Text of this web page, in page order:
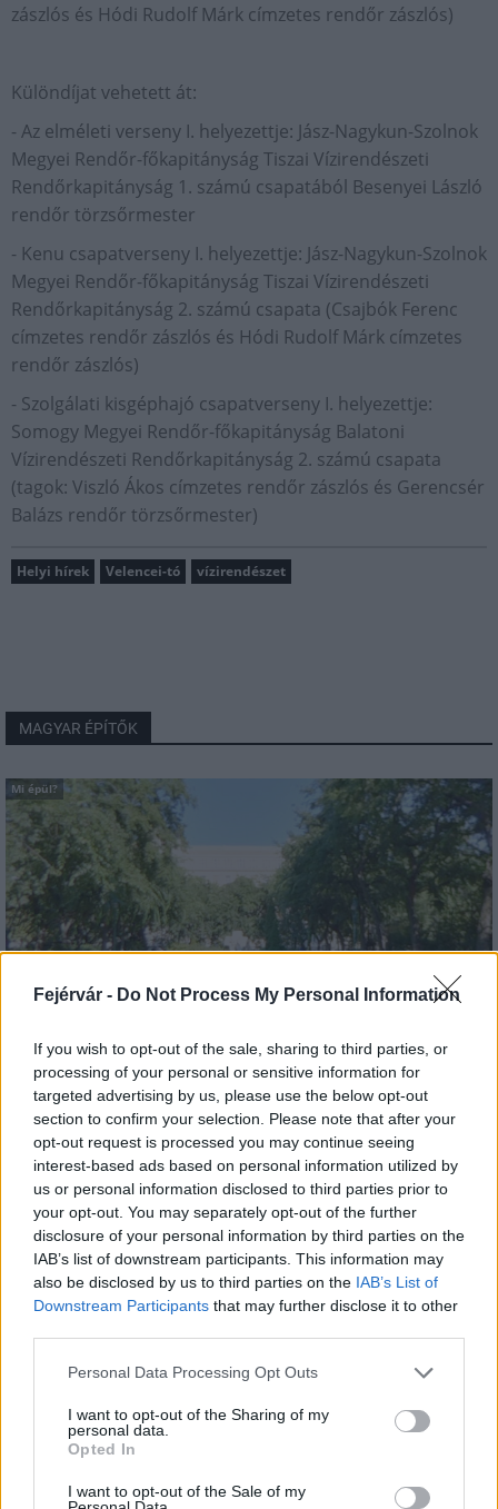
Fejérvár - Do Not Process My Personal Information
If you wish to opt-out of the sale, sharing to third parties, or
processing of your personal or sensitive information for
targeted advertising by us, please use the below opt-out
section to confirm your selection. Please note that after your
opt-out request is processed you may continue seeing
interest-based ads based on personal information utilized by
us or personal information disclosed to third parties prior to
your opt-out. You may separately opt-out of the further
disclosure of your personal information by third parties on the
IAB’s list of downstream participants. This information may
also be disclosed by us to third parties on the IAB’s List of
Downstream Participants that may further disclose it to other
Please note that this website/app uses one or more Google
not limited to your visit or usage behaviour. You may click to
grant or deny consent to Google and its third-party tags to
use your data for below specified purposes in below Google
consent section.
Personal Data Processing Opt Outs
I want to opt-out of the Sharing of my
personal data.
Opted In
I want to opt-out of the Sale of my
zászlós és Hódi Rudolf Márk címzetes rendőr zászlós)
Különdíjat vehetett át:
- Az elméleti verseny I. helyezettje: Jász-Nagykun-Szolnok
Megyei Rendőr-főkapitányság Tiszai Vízirendészeti
Rendőrkapitányság 1. számú csapatából Besenyei László
rendőr törzsőrmester
- Kenu csapatverseny I. helyezettje: Jász-Nagykun-Szolnok
Megyei Rendőr-főkapitányság Tiszai Vízirendészeti
Rendőrkapitányság 2. számú csapata (Csajbók Ferenc
címzetes rendőr zászlós és Hódi Rudolf Márk címzetes
rendőr zászlós)
- Szolgálati kisgéphajó csapatverseny I. helyezettje:
Somogy Megyei Rendőr-főkapitányság Balatoni
Vízirendészeti Rendőrkapitányság 2. számú csapata
(tagok: Viszló Ákos címzetes rendőr zászlós és Gerencsér
Balázs rendőr törzsőrmester)
Helyi hírek Velencei-tó vízirendészet
MAGYAR ÉPÍTŐK
Mi épül?
Belváros-Lipótváros
játszótér
Város-Teampannon Kereskedelmi és Szolgáltató Kft.
parkfelújítás
Újragondolják Lipótváros rejtett, zöld parkját
Indulhat a Honvéd tér megújításának tervezése, ahol a
klímatudatos gondolkodás és a helyi identitás erősítése kerül a
középpontba.
Történelmi táj, amelynek minden köve
mesél – megújul a tatai Angolkert
Bicske Kelet csomópont építése